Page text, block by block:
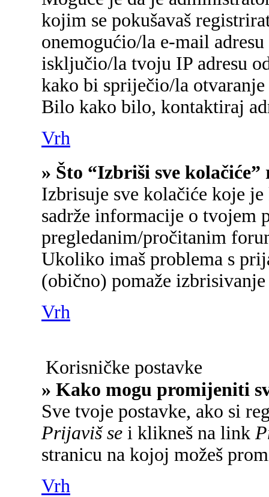
kojim se pokušavaš
onemogućio/la e-mail
isključio/la tvoju IP adresu
kako bi spriječio/la
Bilo kako bilo, kontaktiraj
Vrh
» Što “Izbriši sve kolačiće”
Izbrisuje sve kolačiće koje
sadrže informacije o tvojem
pregledanim/pročitanim
Ukoliko imaš problema s
(obično) pomaže
Vrh
Korisničke postavke
» Kako mogu promijeniti
Sve tvoje postavke, ako si
Prijaviš se i klikneš na link
stranicu na kojoj možeš
Vrh